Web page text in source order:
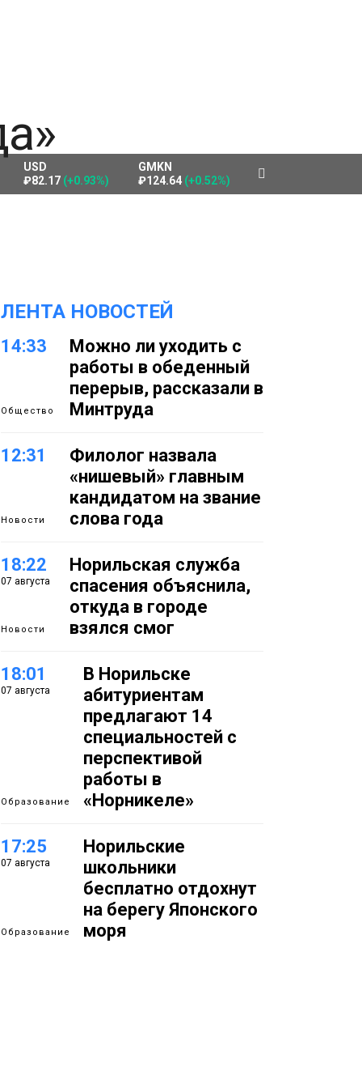
USD
₽82.17 (+0.93%)
GMKN
₽124.64 (+0.52%)
ЛЕНТА НОВОСТЕЙ
14:33
Общество
Можно ли уходить с
работы в обеденный
перерыв, рассказали в
Минтруда
12:31
Новости
Филолог назвала
«нишевый» главным
кандидатом на звание
слова года
18:22
07 августа
Новости
Норильская служба
спасения объяснила,
откуда в городе
взялся смог
18:01
07 августа
Образование
В Норильске
абитуриентам
предлагают 14
специальностей с
перспективой
работы в
«Норникеле»
17:25
07 августа
Образование
Норильские
школьники
бесплатно отдохнут
на берегу Японского
моря